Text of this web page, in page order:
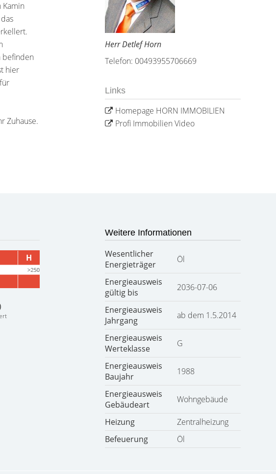
befinden
hier
Zuhause.
Herr Detlef Horn
Telefon: 00493955706669
Links
Homepage HORN IMMOBILIEN
Profi Immobilien Video
Weitere Informationen
Wesentlicher
Energieträger
Öl
Energieausweis
gültig bis
2036-07-06
Energieausweis
Jahrgang
ab dem 1.5.2014
Energieausweis
Werteklasse
G
Energieausweis
Baujahr
1988
Energieausweis
Gebäudeart
Wohngebäude
Heizung
Zentralheizung
Befeuerung
Öl